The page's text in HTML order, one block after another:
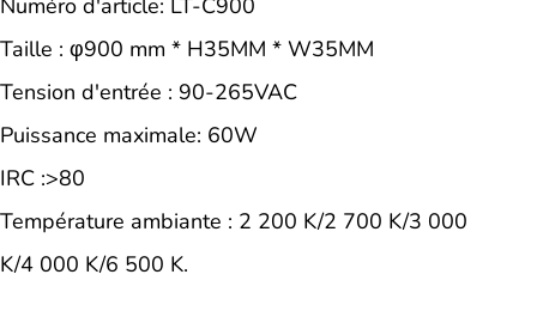
Numéro d'article: LT-C900
Taille : φ900 mm * H35MM * W35MM
Tension d'entrée : 90-265VAC
Puissance maximale: 60W
IRC :>80
Température ambiante : 2 200 K/2 700 K/3 000
K/4 000 K/6 500 K.